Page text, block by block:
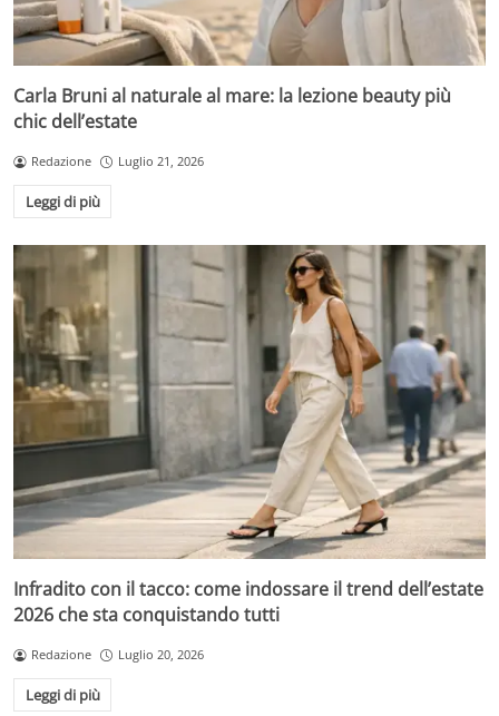
Carla Bruni al naturale al mare: la lezione beauty più
chic dell’estate
Redazione Luglio 21, 2026
Leggi di più
Infradito con il tacco: come indossare il trend dell’estate
2026 che sta conquistando tutti
Redazione Luglio 20, 2026
Leggi di più